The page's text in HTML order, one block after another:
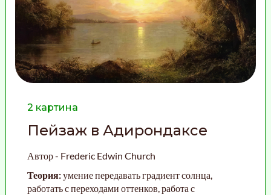
2 картина
Пейзаж в Адирондаксе
Автор - Frederic Edwin Church
Теория:умение передавать градиент солнца,
работать с переходами оттенков, работа с